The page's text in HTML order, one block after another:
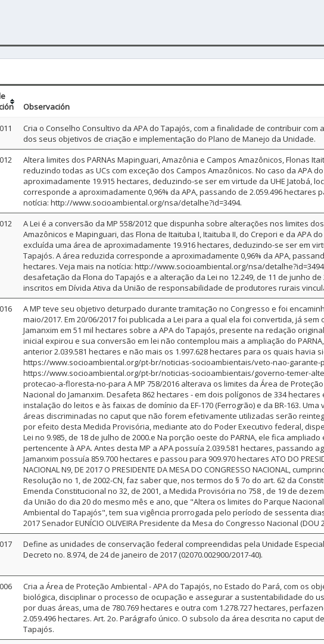
Observación
Cria o Conselho Consultivo da APA do Tapajós, com a finalidade de contribuir
dos seus objetivos de criação e implementação do Plano de Manejo da Unidade.
Altera limites dos PARNAs Mapinguari, Amazônia e Campos Amazônicos, Flonas
reduzindo todas as UCs com exceção dos Campos Amazônicos. No caso da APA
aproximadamente 19.915 hectares, deduzindo-se ser em virtude da UHE Jatobá,
corresponde a aproximadamente 0,96% da APA, passando de 2.059.496 hectares
notícia: http://www.socioambiental.org/nsa/detalhe?id=3494.
A Lei é a conversão da MP 558/2012 que dispunha sobre alterações nos limites
Amazônicos e Mapinguari, das Flona de Itaituba I, Itaituba II, do Crepori e da APA
excluída uma área de aproximadamente 19.916 hectares, deduzindo-se ser em
Tapajós. A área reduzida corresponde a aproximadamente 0,96% da APA,
hectares. Veja mais na notícia: http://www.socioambiental.org/nsa/
desafetação da Flona do Tapajós e a alteração da Lei no 12.249, de 11 de junho
inscritos em Dívida Ativa da União de responsabilidade de produtores rurais
A MP teve seu objetivo deturpado durante tramitação no Congresso e foi
maio/2017. Em 20/06/2017 foi publicada a Lei para a qual ela foi convertida, já sem
Jamanxim em 51 mil hectares sobre a APA do Tapajós, presente na redação
inicial expirou e sua conversão em lei não contemplou mais a ampliação do
anterior 2.039.581 hectares e não mais os 1.997.628 hectares para os quais havia
https://www.socioambiental.org/pt-br/noticias-socioambientais/veto-nao-
https://www.socioambiental.org/pt-br/noticias-socioambientais/governo-temer-
protecao-a-floresta-no-para A MP 758/2016 alterava os limites da Área de
Nacional do Jamanxim. Desafeta 862 hectares - em dois polígonos de 334 hectares
instalação do leitos e às faixas de domínio da EF-170 (Ferrogrão) e da BR-163.
áreas discriminadas no caput que não forem efetivamente utilizadas serão
por efeito desta Medida Provisória, mediante ato do Poder Executivo federal,
Lei no 9.985, de 18 de julho de 2000.e Na porção oeste do PARNA, ele fica
pertencente à APA. Antes desta MP a APA possuía 2.039.581 hectares, passando
Jamanxim possuía 859.700 hectares e passou para 909.970 hectares ATO DO
NACIONAL N9, DE 2017 O PRESIDENTE DA MESA DO CONGRESSO NACIONAL,
Resolução no 1, de 2002-CN, faz saber que, nos termos do § 7o do art. 62 da
Emenda Constitucional no 32, de 2001, a Medida Provisória no 758 , de 19 de
da União do dia 20 do mesmo mês e ano, que "Altera os limites do Parque
Ambiental do Tapajós", tem sua vigência prorrogada pelo período de sessenta
2017 Senador EUNÍCIO OLIVEIRA Presidente da Mesa do Congresso Nacional (DOU
Define as unidades de conservação federal compreendidas pela Unidade
Decreto no. 8.974, de 24 de janeiro de 2017 (02070.002900/2017-40).
Cria a Área de Proteção Ambiental - APA do Tapajós, no Estado do Pará, com os
biológica, disciplinar o processo de ocupação e assegurar a sustentabilidade do
por duas áreas, uma de 780.769 hectares e outra com 1.278.727 hectares,
2.059.496 hectares. Art. 2o. Parágrafo único. O subsolo da área descrita no caput
Tapajós.